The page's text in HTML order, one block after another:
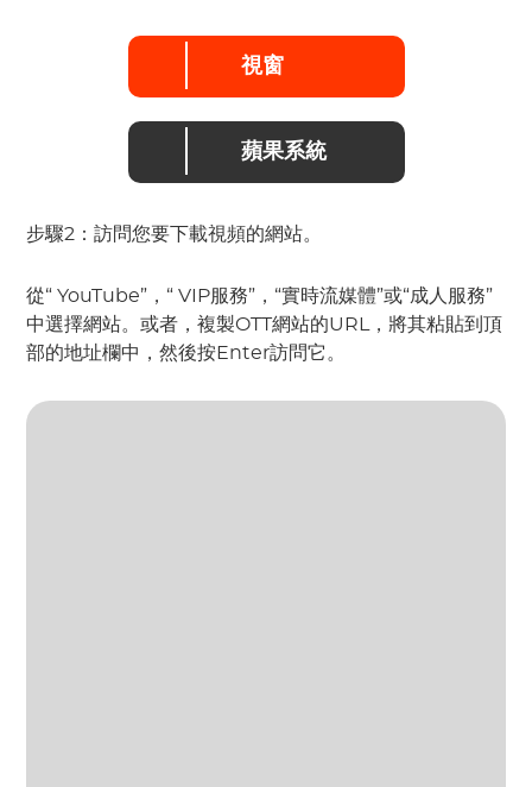
視窗
蘋果系統
步驟2：訪問您要下載視頻的網站。
從“ YouTube”，“ VIP服務”，“實時流媒體”或“成人服務”
中選擇網站。或者，複製OTT網站的URL，將其粘貼到頂
部的地址欄中，然後按Enter訪問它。